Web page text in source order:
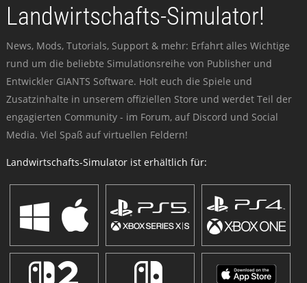
Landwirtschafts-Simulator!
News, Mods, Tutorials, Support & mehr: Erfahrt alles Wichtige
rund um die beliebte Simulationsreihe von Publisher und
Entwickler GIANTS Software. Holt euch die Spiele und
Zusatzinhalte in unserem offiziellen Store und werdet Teil der
engagierten Community - im Forum, auf Discord und Social
Media. Viel Spaß auf virtuellen Feldern!
Landwirtschafts-Simulator ist erhältlich für: